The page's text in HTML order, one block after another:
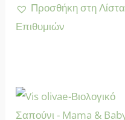
Προσθήκη στη Λίστα
Επιθυμιών